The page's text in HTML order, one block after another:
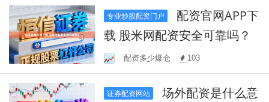
专业炒股配资门户
载 股米网配资安全可靠吗？
配资多少爆仓 103
证券配资网站
场外配资是什么意